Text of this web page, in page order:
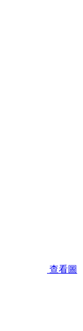
查看圖